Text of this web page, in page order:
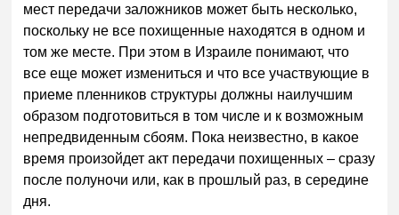
мест передачи заложников может быть несколько,
поскольку не все похищенные находятся в одном и
том же месте. При этом в Израиле понимают, что
все еще может измениться и что все участвующие в
приеме пленников структуры должны наилучшим
образом подготовиться в том числе и к возможным
непредвиденным сбоям. Пока неизвестно, в какое
время произойдет акт передачи похищенных – сразу
после полуночи или, как в прошлый раз, в середине
дня.